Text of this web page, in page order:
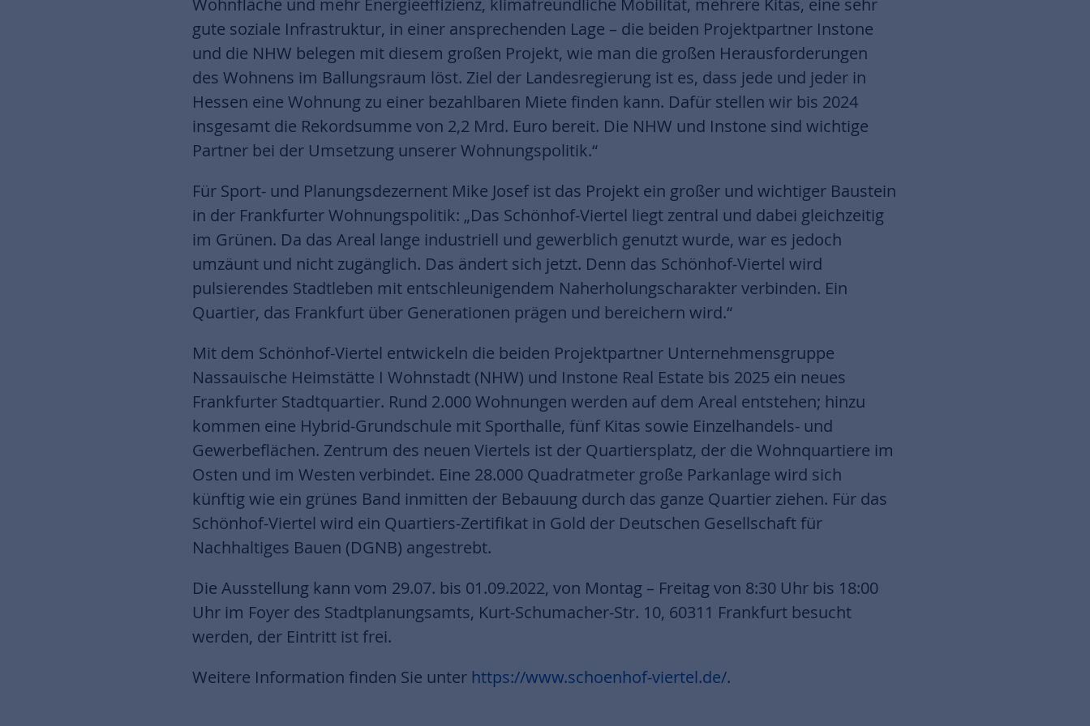
Wohnfläche und mehr Energieeffizienz, klimafreundliche Mobilität, mehrere Kitas, eine sehr
gute soziale Infrastruktur, in einer ansprechenden Lage – die beiden Projektpartner Instone
und die NHW belegen mit diesem großen Projekt, wie man die großen Herausforderungen
des Wohnens im Ballungsraum löst. Ziel der Landesregierung ist es, dass jede und jeder in
Hessen eine Wohnung zu einer bezahlbaren Miete finden kann. Dafür stellen wir bis 2024
insgesamt die Rekordsumme von 2,2 Mrd. Euro bereit. Die NHW und Instone sind wichtige
Partner bei der Umsetzung unserer Wohnungspolitik.“
Für Sport- und Planungsdezernent Mike Josef ist das Projekt ein großer und wichtiger Baustein
in der Frankfurter Wohnungspolitik: „Das Schönhof-Viertel liegt zentral und dabei gleichzeitig
im Grünen. Da das Areal lange industriell und gewerblich genutzt wurde, war es jedoch
umzäunt und nicht zugänglich. Das ändert sich jetzt. Denn das Schönhof-Viertel wird
pulsierendes Stadtleben mit entschleunigendem Naherholungscharakter verbinden. Ein
Quartier, das Frankfurt über Generationen prägen und bereichern wird.“
Mit dem Schönhof-Viertel entwickeln die beiden Projektpartner Unternehmensgruppe
Nassauische Heimstätte I Wohnstadt (NHW) und Instone Real Estate bis 2025 ein neues
Frankfurter Stadtquartier. Rund 2.000 Wohnungen werden auf dem Areal entstehen; hinzu
kommen eine Hybrid-Grundschule mit Sporthalle, fünf Kitas sowie Einzelhandels- und
Gewerbeflächen. Zentrum des neuen Viertels ist der Quartiersplatz, der die Wohnquartiere im
Osten und im Westen verbindet. Eine 28.000 Quadratmeter große Parkanlage wird sich
künftig wie ein grünes Band inmitten der Bebauung durch das ganze Quartier ziehen. Für das
Schönhof-Viertel wird ein Quartiers-Zertifikat in Gold der Deutschen Gesellschaft für
Nachhaltiges Bauen (DGNB) angestrebt.
Die Ausstellung kann vom 29.07. bis 01.09.2022, von Montag – Freitag von 8:30 Uhr bis 18:00
Uhr im Foyer des Stadtplanungsamts, Kurt-Schumacher-Str. 10, 60311 Frankfurt besucht
werden, der Eintritt ist frei.
Weitere Information finden Sie unter https://www.schoenhof-viertel.de/.